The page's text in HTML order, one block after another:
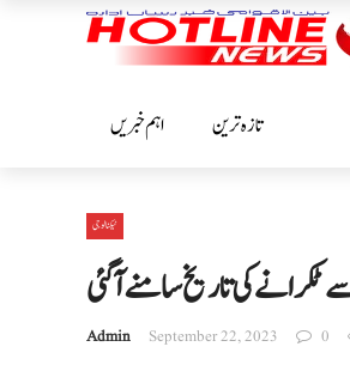
اہم خبریں تازہ ترین
ٹیکنالوجی
ٹکرانے کی تاریخ سامنے آگئی
Admin September 22, 2023 0